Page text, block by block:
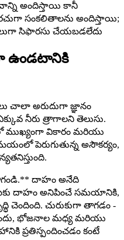
అందిస్తాయి కానీ
సంకలితాలను అందిస్తాయి;
సిఫారసు చేయబడలేదు
ఉండటానికి
చాలా అరుదుగా జ్ఞానం
నీరు త్రాగాలని తెలుసు.
ముఖ్యంగా వికారం మరియు
పెరుగుతున్న అసౌకర్యం,
దాహం అనేది
మీకు దాహం అనిపించే సమయానికి,
చెందింది. చురుకుగా తాగడం -
భోజనాల మధ్య మరియు
ప్రతిస్పందించడం కంటే